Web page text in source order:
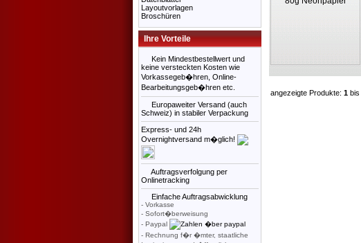
Layoutvorlagen
Broschüren
Ihre Vorteile
Kein Mindestbestellwert und
keine versteckten Kosten wie
Vorkassegeb�hren, Online-
Bearbeitungsgeb�hren etc.
Europaweiter Versand (auch
Schweiz) in stabiler Verpackung
Express- und 24h
Overnightversand m�glich!
Auftragsverfolgung per
Onlinetracking
Einfache Auftragsabwicklung
- Vorkasse
- Sofort�berweisung
- Paypal
- Rechnung f�r �mter, staatliche
angezeigte Produkte: 1 bis